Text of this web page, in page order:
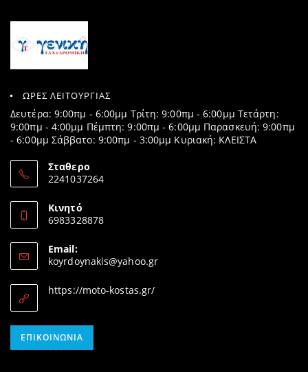
ΩΡΕΣ ΛΕΙΤΟΥΡΓΙΑΣ
Δευτέρα: 9:00πμ - 6:00μμ Τρίτη: 9:00πμ - 6:00μμ Τετάρτη:
9:00πμ - 4:00μμ Πέμπτη: 9:00πμ - 6:00μμ Παρασκευή: 9:00πμ
- 6:00μμ Σάββατο: 9:00πμ - 3:00μμ Κυριακή: ΚΛΕΙΣΤΑ
Σταθερο
2241037264
in
your
Κινητό
6983328878
in
your
application
Email:
koyrdoynakis@yahoo.grOpens
https://moto-kostas.gr/
ΕΠΙΚΟΙΝΩΝΊΑ